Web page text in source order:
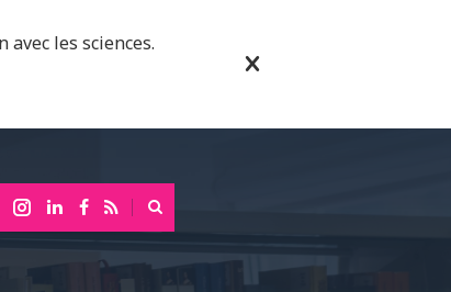
avec les sciences.